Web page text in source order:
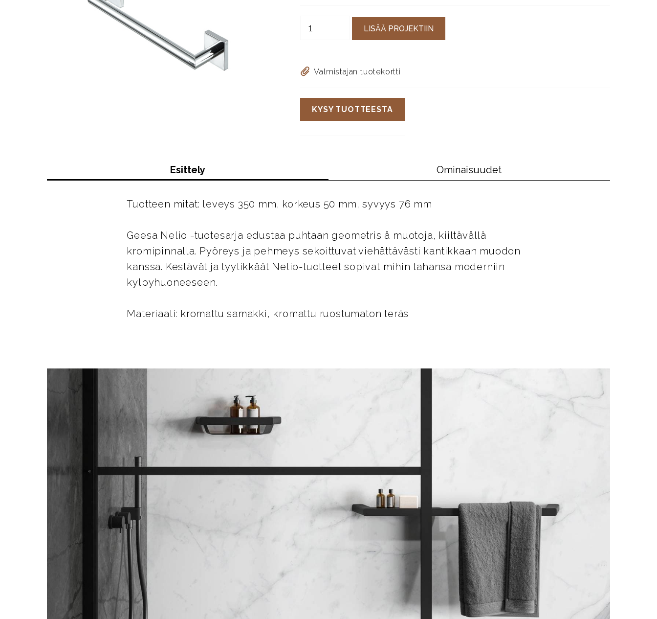
LISÄÄ PROJEKTIIN
Valmistajan tuotekortti
KYSY TUOTTEESTA
Esittely Ominaisuudet
Tuotteen mitat: leveys 350 mm, korkeus 50 mm, syvyys 76 mm
Geesa Nelio -tuotesarja edustaa puhtaan geometrisiä muotoja, kiiltävällä
kromipinnalla. Pyöreys ja pehmeys sekoittuvat viehättävästi kantikkaan muodon
kanssa. Kestävät ja tyylikkäät Nelio-tuotteet sopivat mihin tahansa moderniin
kylpyhuoneeseen.
Materiaali: kromattu samakki, kromattu ruostumaton teräs